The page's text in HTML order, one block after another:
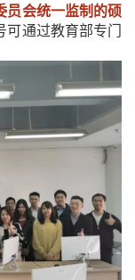
员会统一监制的硕
可通过教育部专门